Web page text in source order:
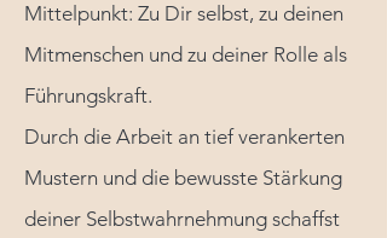
Mittelpunkt: Zu Dir selbst, zu deinen
Mitmenschen und zu deiner Rolle als
Führungskraft.
Durch die Arbeit an tief verankerten
Mustern und die bewusste Stärkung
deiner Selbstwahrnehmung schaffst